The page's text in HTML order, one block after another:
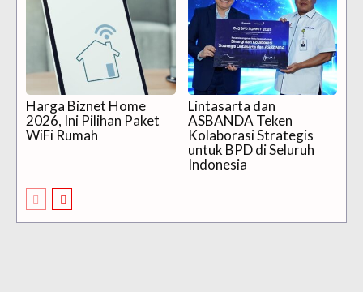
Harga Biznet Home
2026, Ini Pilihan Paket
WiFi Rumah
Lintasarta dan
ASBANDA Teken
Kolaborasi Strategis
untuk BPD di Seluruh
Indonesia